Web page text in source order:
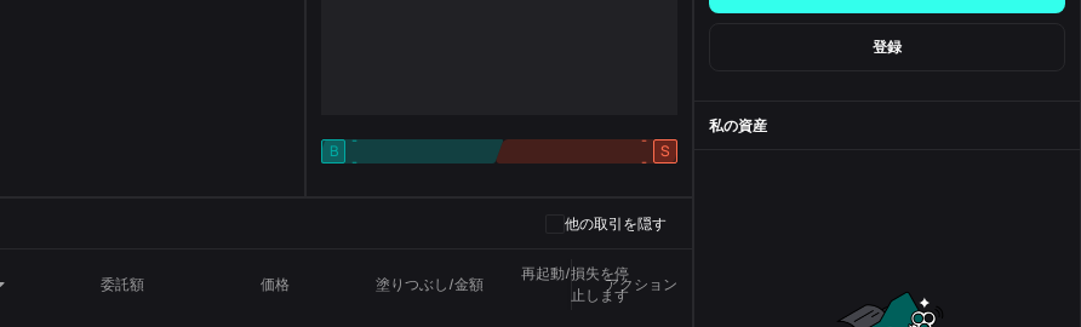
B
-
-
S
-
-
他の取引を隠す
委託額 価格 塗りつぶし/金額
再起動/損失を停
止します
アクション
登録
私の資産